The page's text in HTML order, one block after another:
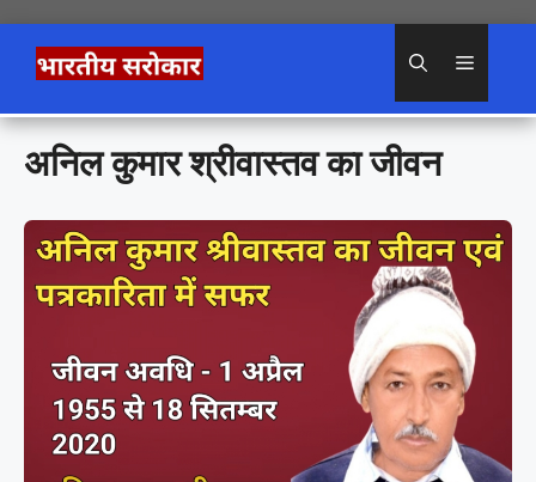
content
Menu
अनिल कुमार श्रीवास्तव का जीवन